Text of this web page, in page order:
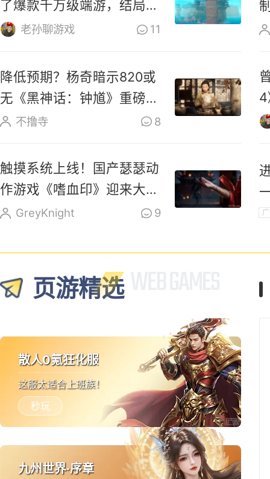
了爆款千万级端游，结局太
震撼老孙聊游戏 11
降低预期？杨奇暗示820或
无《黑神话：钟馗》重磅实
机内容
不撸寺 8
4
触摸系统上线！国产瑟瑟动
作游戏《嗜血印》迎来大更
新 GreyKnight 9
页游精选
散人0氪狂化服
这服太适合上班族！
秒玩
九州世界·序章